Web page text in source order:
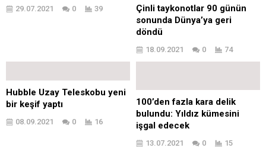
29.07.2021 0 39
Çinli taykonotlar 90 günün
sonunda Dünya’ya geri
döndü
18.09.2021 0 74
Hubble Uzay Teleskobu yeni
bir keşif yaptı
08.09.2021 0 16
100’den fazla kara delik
bulundu: Yıldız kümesini
işgal edecek
13.07.2021 0 15